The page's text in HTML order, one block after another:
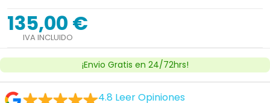
135,00 €
IVA INCLUIDO
¡Envio Gratis en 24/72hrs!
4.8 Leer Opiniones